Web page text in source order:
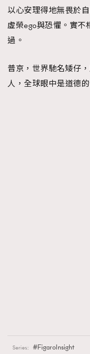
以心安理得地無畏於
虛榮ego與恐懼。實不
過。
普京，世界馳名矮仔
人，全球眼中是道德
Series: FigaroInsight